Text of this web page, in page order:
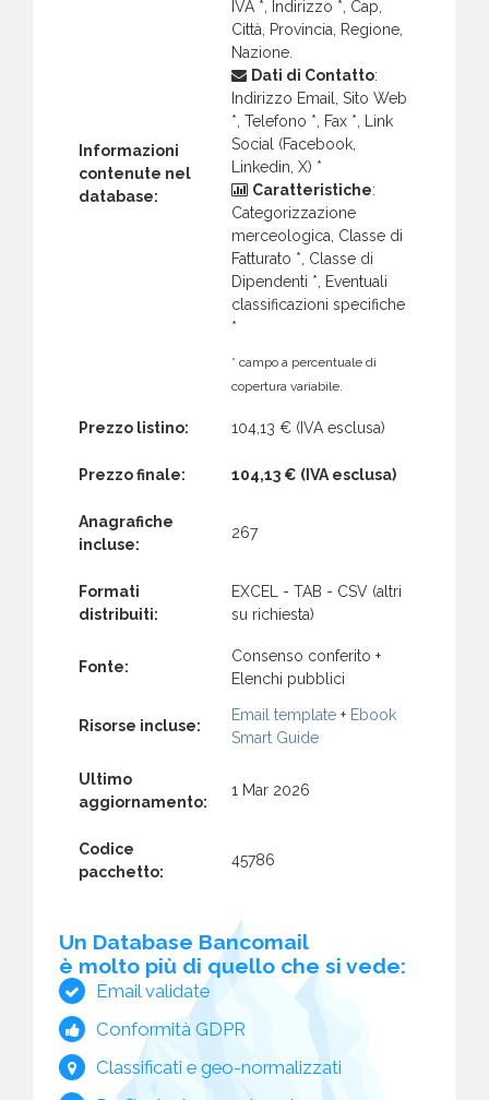
Informazioni
contenute nel
database:
IVA *, Indirizzo *, Cap,
Città, Provincia, Regione,
Nazione.
Dati di Contatto:
Indirizzo Email, Sito Web
*, Telefono *, Fax *, Link
Social (Facebook,
Linkedin, X) *
Caratteristiche:
Categorizzazione
merceologica, Classe di
Fatturato *, Classe di
Dipendenti *, Eventuali
classificazioni specifiche
*
* campo a percentuale di
copertura variabile.
Prezzo listino: 104,13 € (IVA esclusa)
Prezzo finale: 104,13 € (IVA esclusa)
Anagrafiche
incluse:
267
Formati
distribuiti:
EXCEL - TAB - CSV (altri
su richiesta)
Fonte:
Consenso conferito +
Elenchi pubblici
Risorse incluse:
Email template + Ebook
Smart Guide
Ultimo
aggiornamento:
1 Mar 2026
Codice
pacchetto:
45786
Un Database Bancomail
è molto più di quello che si vede:
Email validate
Conformità GDPR
Classificati e geo-normalizzati